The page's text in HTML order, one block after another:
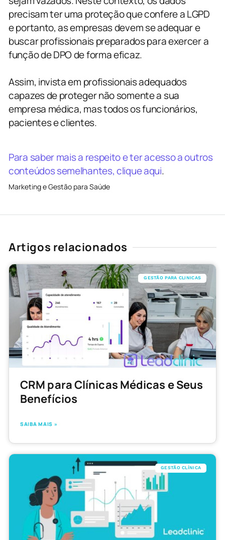
precisam ter uma proteção que confere a LGPD
e portanto, as empresas devem se adequar e
buscar profissionais preparados para exercer a
função de DPO de forma eficaz.
Assim, invista em profissionais adequados
capazes de proteger não somente a sua
empresa médica, mas todos os funcionários,
pacientes e clientes.
Para saber mais a respeito e ter acesso a outros
conteúdos semelhantes, clique aqui.
Marketing e Gestão para Saúde
Artigos relacionados
GESTÃO PARA CLINICAS
CRM para Clínicas Médicas e Seus
Benefícios
SAIBA MAIS »
GESTÃO CLÍNICA